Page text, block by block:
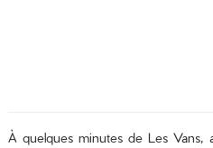
À quelques minutes de Les Vans,